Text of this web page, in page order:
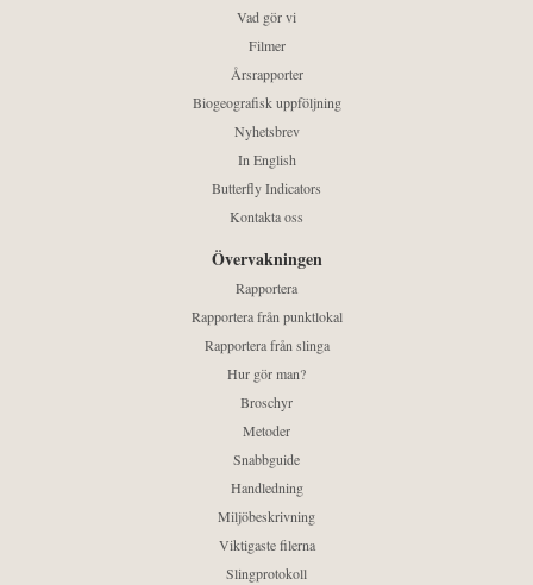
Vad gör vi
Filmer
Årsrapporter
Biogeografisk uppföljning
Nyhetsbrev
In English
Butterfly Indicators
Kontakta oss
Övervakningen
Rapportera
Rapportera från punktlokal
Rapportera från slinga
Hur gör man?
Broschyr
Metoder
Snabbguide
Handledning
Miljöbeskrivning
Viktigaste filerna
Slingprotokoll